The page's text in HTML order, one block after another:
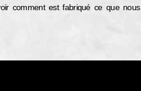
comment est fabriqué ce que nous